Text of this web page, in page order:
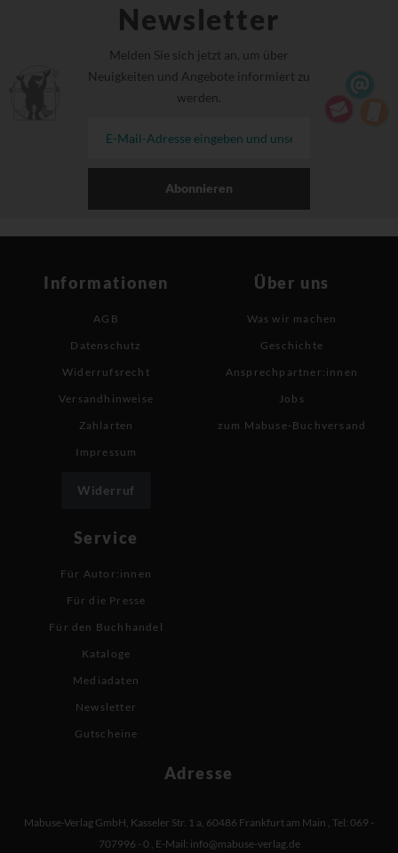
Newsletter
Melden Sie sich jetzt an, um über
Neuigkeiten und Angebote informiert zu
werden.
Abonnieren
Informationen
AGB
Datenschutz
Widerrufsrecht
Versandhinweise
Zahlarten
Impressum
Widerruf
Über uns
Was wir machen
Geschichte
Ansprechpartner:innen
Jobs
zum Mabuse-Buchversand
Service
Für Autor:innen
Für die Presse
Für den Buchhandel
Kataloge
Mediadaten
Newsletter
Gutscheine
Adresse
Mabuse-Verlag GmbH Kasseler Str. 1 a 60486 Frankfurt am Main Tel: 069 -
707996 - 0 E-Mail: info@mabuse-verlag.de